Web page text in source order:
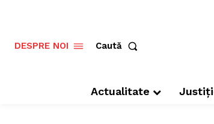
DESPRE NOI Caută
Actualitate